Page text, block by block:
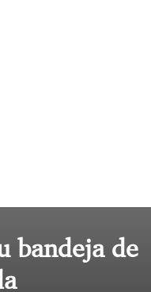
bandeja de